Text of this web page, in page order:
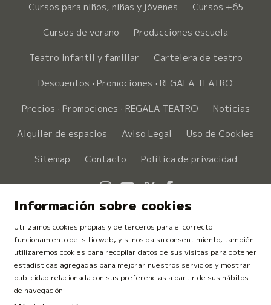
Cursos para niños, niñas y jóvenes
Cursos +65
Cursos de verano
Producciones escuela
Teatro infantil y familiar
Cartelera de teatro
Descuentos · Promociones · REGALA TEATRO
Precios · Promociones · REGALA TEATRO
Noticias
Alquiler de espacios
Aviso Legal
Uso de Cookies
Sitemap
Contacto Política de privacidad
Link a instagram
Link a youtube
Link a twitter
Link a
Información sobre cookies
Utilizamos cookies propias y de terceros para el correcto
funcionamiento del sitio web, y si nos da su consentimiento, también
utilizaremos cookies para recopilar datos de sus visitas para obtener
estadísticas agregadas para mejorar nuestros servicios y mostrar
publicidad relacionada con sus preferencias a partir de sus hábitos
de navegación.